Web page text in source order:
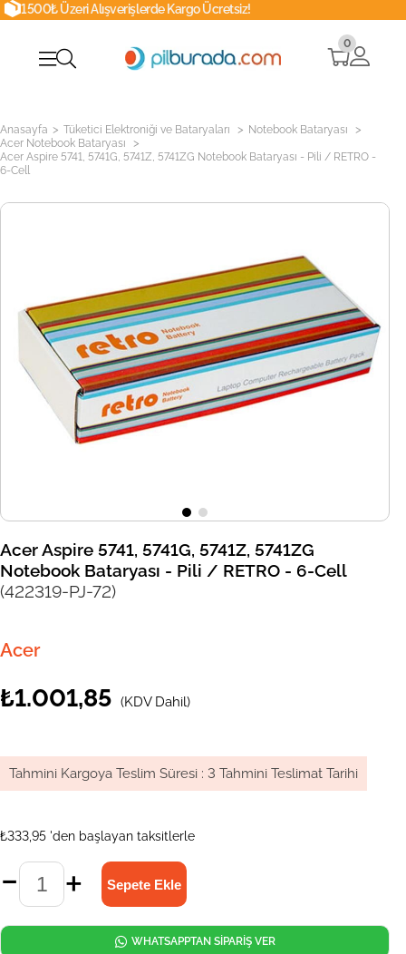
Kargo Ücretsiz!
0
Anasayfa > Tüketici Elektroniği ve Bataryaları > Notebook Bataryası >
Acer Notebook Bataryası >
Acer Aspire 5741, 5741G, 5741Z, 5741ZG Notebook Bataryası - Pili / RETRO -
6-Cell
Acer Aspire 5741, 5741G, 5741Z, 5741ZG
Notebook Bataryası - Pili / RETRO - 6-Cell
(422319-PJ-72)
Acer
₺1.001,85 (KDV Dahil)
Tahmini Kargoya Teslim Süresi : 3 Tahmini Teslimat Tarihi
₺333,95 'den başlayan taksitlerle
WHATSAPPTAN SİPARİŞ VER